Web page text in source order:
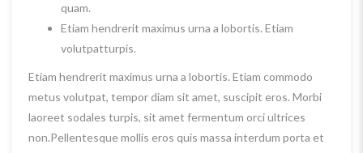
quam.
Etiam hendrerit maximus urna a lobortis. Etiam
volutpatturpis.
Etiam hendrerit maximus urna a lobortis. Etiam commodo
metus volutpat, tempor diam sit amet, suscipit eros. Morbi
laoreet sodales turpis, sit amet fermentum orci ultrices
non.Pellentesque mollis eros quis massa interdum porta et